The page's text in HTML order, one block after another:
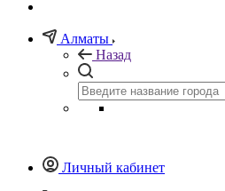
Алматы
Назад
Личный кабинет